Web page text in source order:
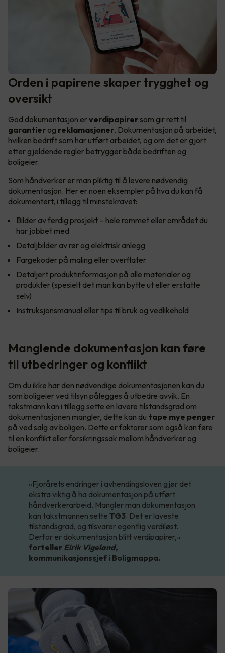
Orden i papirene skaper trygghet og
oversikt
God dokumentasjon erverdipapirersom gir rett til
garantier og reklamasjoner. Dokumentasjon på arbeidet,
hvilken bedrift som har utført arbeidet, og om det er gjort
etter gjeldende regler betrygger både bedriften og
boligeier.
Som håndverker er man pliktig til å levere nødvendig
dokumentasjon. Her er noen eksempler på hva du kan få
dokumentert, i tillegg til minstekravet:
Bilder av ferdig prosjekt – hele rommet eller området du
har jobbet med
Detaljbilder av rør og elektrisk anlegg
Fargekoder på maling eller overflater
Detaljert produktinformasjon på alle materialer og
produkter (spesielt det man kan bytte ut eller erstatte
selv)
Instruksjonsmanual eller tips til bruk og vedlikehold
Manglende dokumentasjon kan føre
til utbedringer og konflikt
Om du ikke har den nødvendige dokumentasjonen kan du
som boligeier ved tilsyn pålegges å utbedre avvik. En
takstmann kan i tillegg sette en lavere tilstandsgrad om
dokumentasjonen mangler, dette kan du tape mye penger
på ved salg av boligen. Dette er faktorer som også kan føre
til en konflikt eller forsikringssak mellom håndverker og
boligeier.
«Fjorårets endringer i avhendingsloven gjør det
ekstra viktig å ha dokumentasjon på utført
håndverkerarbeid. Mangler man dokumentasjon
kan takstmannen sette TG3. Det er laveste
tilstandsgrad, og tilsvarer egentlig verdiløst.
Derfor er dokumentasjon blitt verdipapirer,»
forteller Eirik Vigeland,
kommunikasjonssjef i Boligmappa.